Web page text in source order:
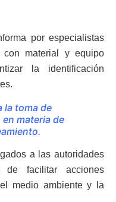
por especialistas
con material y equipo
la identificación
la toma de
materia de
a las autoridades
de facilitar acciones
medio ambiente y la